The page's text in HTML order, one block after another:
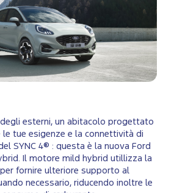
esterni, un abitacolo progettato
tue esigenze e la connettività di
SYNC 4® : questa è la nuova Ford
Il motore mild hybrid utillizza la
fornire ulteriore supporto al
necessario, riducendo inoltre le